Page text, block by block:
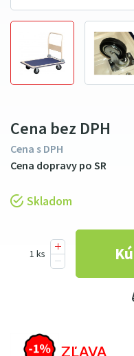
Skladom
Cena bez DPH
Cena s DPH